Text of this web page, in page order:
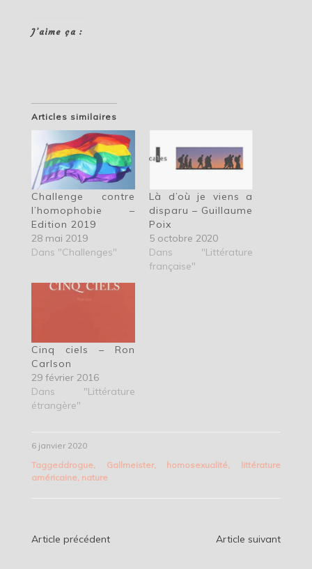
J’aime ça :
Articles similaires
Challenge contre
l’homophobie –
Edition 2019
28 mai 2019
Dans "Challenges"
Là d’où je viens a
disparu – Guillaume
Poix
5 octobre 2020
Dans "Littérature
française"
Cinq ciels – Ron
Carlson
29 février 2016
Dans "Littérature
étrangère"
6 janvier 2020
Taggeddrogue, Gallmeister, homosexualité
littérature
américaine, nature
Navigation
Article précédent Article suivant